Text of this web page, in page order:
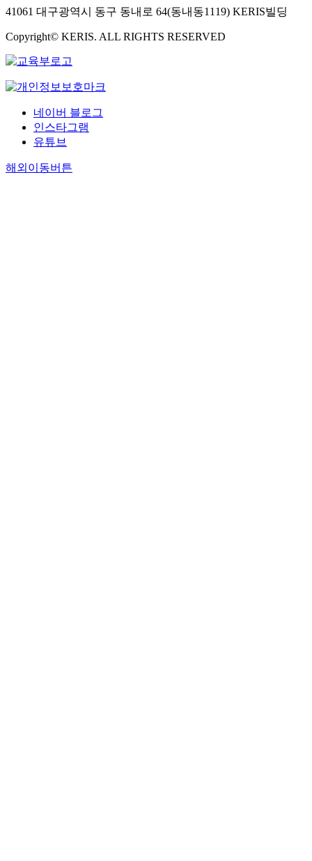
41061 대구광역시 동구 동내로 64(동내동1119) KERIS빌딩
Copyright© KERIS. ALL RIGHTS RESERVED
네이버 블로그
인스타그램
유튜브
해외이동버튼